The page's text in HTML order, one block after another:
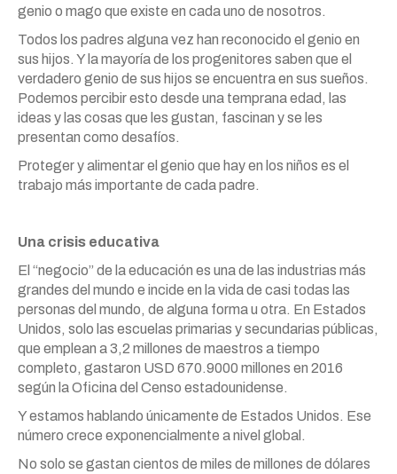
genio o mago que existe en cada uno de nosotros.
Todos los padres alguna vez han reconocido el genio en
sus hijos. Y la mayoría de los progenitores saben que el
verdadero genio de sus hijos se encuentra en sus sueños.
Podemos percibir esto desde una temprana edad, las
ideas y las cosas que les gustan, fascinan y se les
presentan como desafíos.
Proteger y alimentar el genio que hay en los niños es el
trabajo más importante de cada padre.
Una crisis educativa
El “negocio” de la educación es una de las industrias más
grandes del mundo e incide en la vida de casi todas las
personas del mundo, de alguna forma u otra. En Estados
Unidos, solo las escuelas primarias y secundarias públicas,
que emplean a 3,2 millones de maestros a tiempo
completo, gastaron USD 670.9000 millones en 2016
según la Oficina del Censo estadounidense.
Y estamos hablando únicamente de Estados Unidos. Ese
número crece exponencialmente a nivel global.
No solo se gastan cientos de miles de millones de dólares